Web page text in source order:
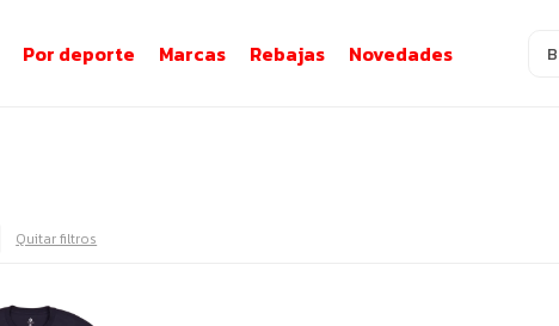
Por deporte Marcas Rebajas Novedades
Quitar filtros